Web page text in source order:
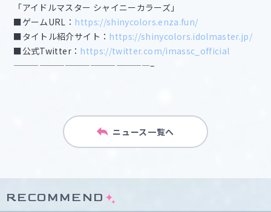
「アイドルマスター シャイニーカラーズ」
■ゲームURL： https://shinycolors.enza.fun/
■タイトル紹介サイト： https://shinycolors.idolmaster.jp/
■公式Twitter： https://twitter.com/imassc_official
————————————————–
ニュース一覧へ
RECOMMEND